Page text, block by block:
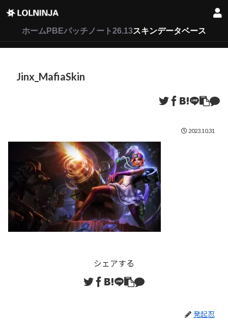
ホーム PBEパッチノート26.13スキンデータベース
Jinx_MafiaSkin
2023.10.31
シェアする
発起忍